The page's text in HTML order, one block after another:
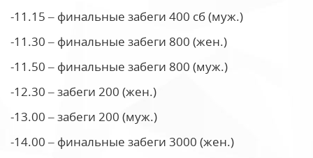
-11.15 – финальные забеги 400 сб (муж.)
-11.30 – финальные забеги 800 (жен.)
-11.50 – финальные забеги 800 (муж.)
-12.30 – забеги 200 (жен.)
-13.00 – забеги 200 (муж.)
-14.00 – финальные забеги 3000 (жен.)